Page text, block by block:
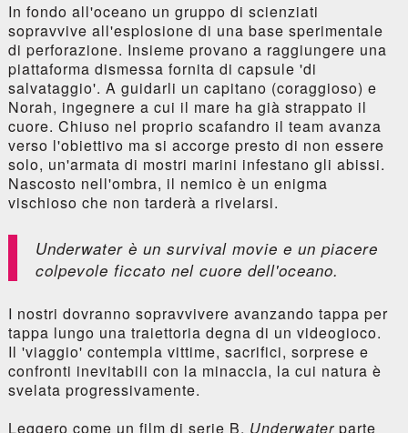
In fondo all'oceano un gruppo di scienziati
sopravvive all'esplosione di una base sperimentale
di perforazione. Insieme provano a raggiungere una
piattaforma dismessa fornita di capsule 'di
salvataggio'. A guidarli un capitano (coraggioso) e
Norah, ingegnere a cui il mare ha già strappato il
cuore. Chiuso nel proprio scafandro il team avanza
verso l'obiettivo ma si accorge presto di non essere
solo, un'armata di mostri marini infestano gli abissi.
Nascosto nell'ombra, il nemico è un enigma
vischioso che non tarderà a rivelarsi.
Underwaterè un survival movie e un piacere
colpevole ficcato nel cuore dell'oceano.
I nostri dovranno sopravvivere avanzando tappa per
tappa lungo una traiettoria degna di un videogioco.
Il 'viaggio' contempla vittime, sacrifici, sorprese e
confronti inevitabili con la minaccia, la cui natura è
svelata progressivamente.
Leggero come un film di serie B, Underwaterparte